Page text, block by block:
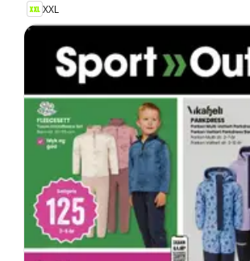
XXL